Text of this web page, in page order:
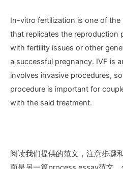
In-vitro fertilization is one of
that replicates the reproduction
with fertility issues or other
a successful pregnancy. IVF is
involves invasive procedures,
procedure is important for
with the said treatment.
阅读我们提供的范文，注意步骤